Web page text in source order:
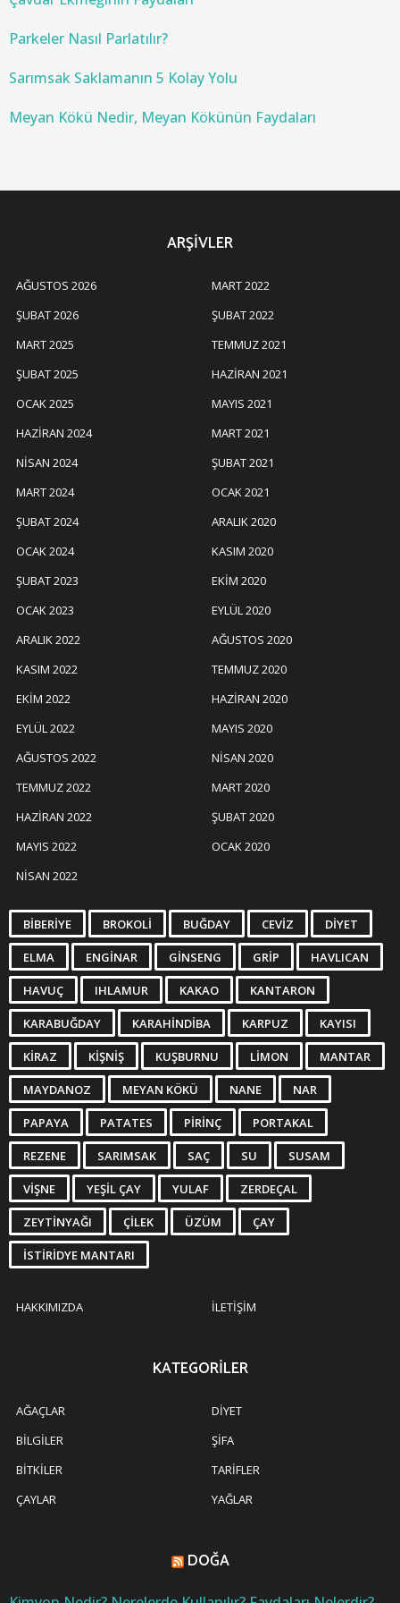
Parkeler Nasıl Parlatılır?
Sarımsak Saklamanın 5 Kolay Yolu
Meyan Kökü Nedir, Meyan Kökünün Faydaları
ARŞIVLER
AĞUSTOS 2026
ŞUBAT 2026
MART 2025
ŞUBAT 2025
OCAK 2025
HAZIRAN 2024
NISAN 2024
MART 2024
ŞUBAT 2024
OCAK 2024
ŞUBAT 2023
OCAK 2023
ARALIK 2022
KASIM 2022
EKIM 2022
EYLÜL 2022
AĞUSTOS 2022
TEMMUZ 2022
HAZIRAN 2022
MAYIS 2022
NISAN 2022
MART 2022
ŞUBAT 2022
TEMMUZ 2021
HAZIRAN 2021
MAYIS 2021
MART 2021
ŞUBAT 2021
OCAK 2021
ARALIK 2020
KASIM 2020
EKIM 2020
EYLÜL 2020
AĞUSTOS 2020
TEMMUZ 2020
HAZIRAN 2020
MAYIS 2020
NISAN 2020
MART 2020
ŞUBAT 2020
OCAK 2020
BIBERIYE BROKOLI BUĞDAY CEVIZ DIYET
ELMA ENGINAR GINSENG GRIP HAVLICAN
HAVUÇ IHLAMUR KAKAO KANTARON
KARABUĞDAY KARAHINDIBA KARPUZ KAYISI
KIRAZ KIŞNIŞ KUŞBURNU LIMON MANTAR
MAYDANOZ MEYAN KÖKÜ NANE NAR
PAPAYA PATATES PIRINÇ PORTAKAL
REZENE SARIMSAK SAÇ SU SUSAM
VIŞNE YEŞIL ÇAY YULAF ZERDEÇAL
ZEYTINYAĞI ÇILEK ÜZÜM ÇAY
İSTIRIDYE MANTARI
HAKKIMIZDA İLETIŞIM
KATEGORILER
AĞAÇLAR
BILGILER
BITKILER
ÇAYLAR
DIYET
ŞIFA
TARIFLER
YAĞLAR
DOĞA